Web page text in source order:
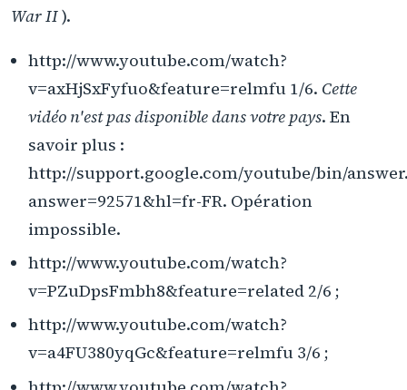
War II).
http://www.youtube.com/watch?
v=axHjSxFyfuo&feature=relmfu 1/6. Cette
vidéo n'est pas disponible dans votre pays. En
savoir plus :
http://support.google.com/youtube/bin/
answer=92571&hl=fr-FR. Opération
impossible.
http://www.youtube.com/watch?
v=PZuDpsFmbh8&feature=related 2/6 ;
http://www.youtube.com/watch?
v=a4FU380yqGc&feature=relmfu 3/6 ;